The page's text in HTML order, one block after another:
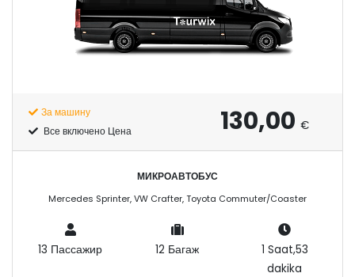
За машину
Все включено Цена
130,00 €
МИКРОАВТОБУС
Mercedes Sprinter, VW Crafter, Toyota Commuter/Coaster
13 Пассажир 12 Багаж
1 Saat,53
dakika